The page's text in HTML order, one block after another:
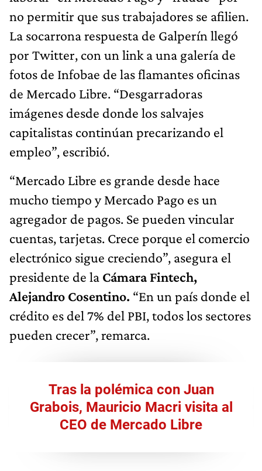
no permitir que sus trabajadores se afilien.
La socarrona respuesta de Galperín llegó
por Twitter, con un link a una galería de
fotos de Infobae de las flamantes oficinas
de Mercado Libre. “Desgarradoras
imágenes desde donde los salvajes
capitalistas continúan precarizando el
empleo”, escribió.
“Mercado Libre es grande desde hace
mucho tiempo y Mercado Pago es un
agregador de pagos. Se pueden vincular
cuentas, tarjetas. Crece porque el comercio
electrónico sigue creciendo”, asegura el
presidente de la Cámara Fintech,
Alejandro Cosentino. “En un país donde el
crédito es del 7% del PBI, todos los sectores
pueden crecer”, remarca.
Tras la polémica con Juan
Grabois, Mauricio Macri visita al
CEO de Mercado Libre